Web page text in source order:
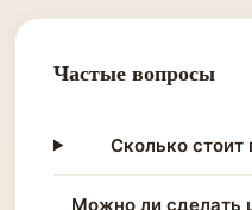
Частые вопросы
Сколько
Можно ли сделать